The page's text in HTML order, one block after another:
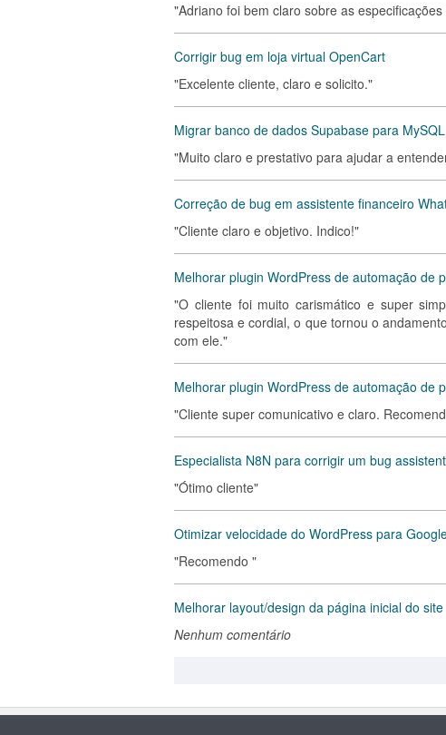
"Adriano foi bem claro sobre as
Corrigir bug em loja virtual OpenCart
"Excelente cliente, claro e solicito."
Migrar banco de dados Supabase para MySQL
"Muito claro e prestativo para ajudar a
Correção de bug em assistente financeiro
"Cliente claro e objetivo. Indico!"
Melhorar plugin WordPress de automação de
"O cliente foi muito carismático e super
respeitosa e cordial, o que tornou o
com ele."
Melhorar plugin WordPress de automação de
"Cliente super comunicativo e claro.
Especialista N8N para corrigir um bug
"Ótimo cliente"
Otimizar velocidade do WordPress para
"Recomendo "
Melhorar layout/design da página inicial do site
Nenhum comentário